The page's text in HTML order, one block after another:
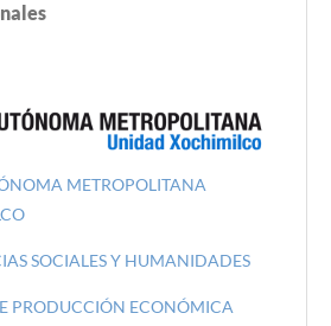
METROPOLITANA
SOCIALES Y HUMANIDADES
PRODUCCIÓN ECONÓMICA